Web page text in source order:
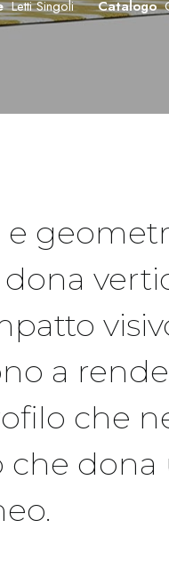
Letti Singoli Catalogo
e
a
che
dona